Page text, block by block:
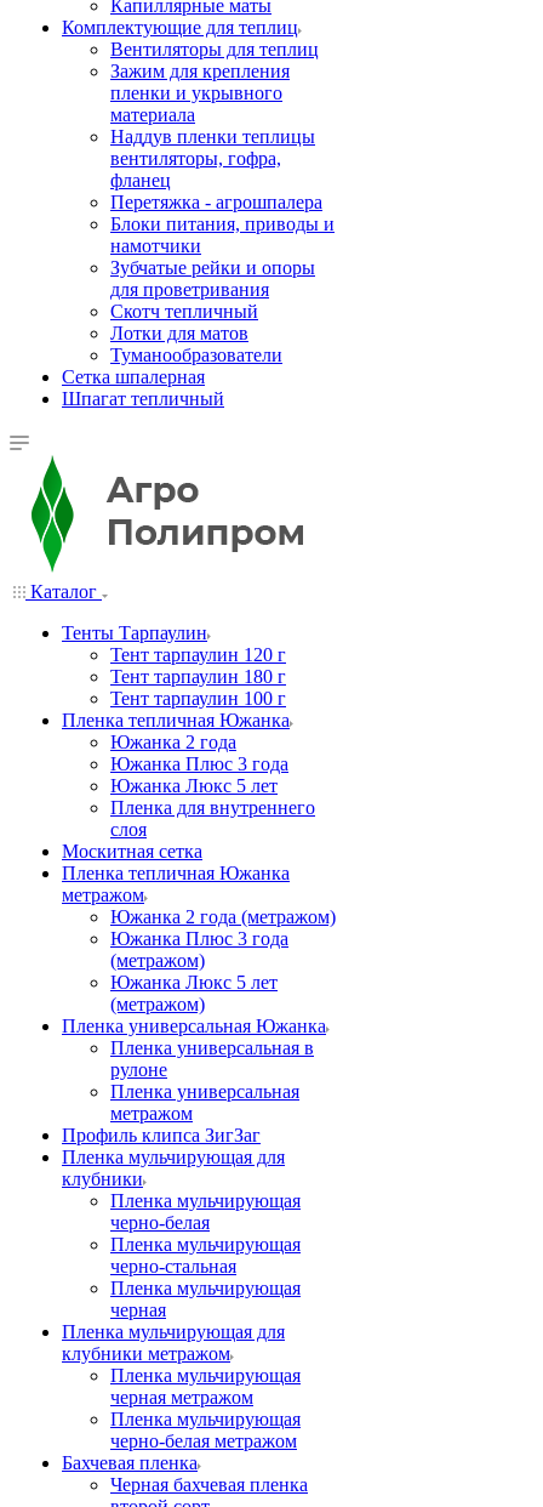
Капиллярные маты
Комплектующие для теплиц
Вентиляторы для теплиц
Зажим для крепления
пленки и укрывного
материала
Наддув пленки теплицы
вентиляторы, гофра,
фланец
Перетяжка - агрошпалера
Блоки питания, приводы и
намотчики
Зубчатые рейки и опоры
для проветривания
Скотч тепличный
Лотки для матов
Туманообразователи
Сетка шпалерная
Шпагат тепличный
Каталог
Тенты Тарпаулин
Тент тарпаулин 120 г
Тент тарпаулин 180 г
Тент тарпаулин 100 г
Пленка тепличная Южанка
Южанка 2 года
Южанка Плюс 3 года
Южанка Люкс 5 лет
Пленка для внутреннего
слоя
Москитная сетка
Пленка тепличная Южанка
метражом
Южанка 2 года (метражом)
Южанка Плюс 3 года
(метражом)
Южанка Люкс 5 лет
(метражом)
Пленка универсальная Южанка
Пленка универсальная в
рулоне
Пленка универсальная
метражом
Профиль клипса ЗигЗаг
Пленка мульчирующая для
клубники
Пленка мульчирующая
черно-белая
Пленка мульчирующая
черно-стальная
Пленка мульчирующая
черная
Пленка мульчирующая для
клубники метражом
Пленка мульчирующая
черная метражом
Пленка мульчирующая
черно-белая метражом
Бахчевая пленка
Черная бахчевая пленка